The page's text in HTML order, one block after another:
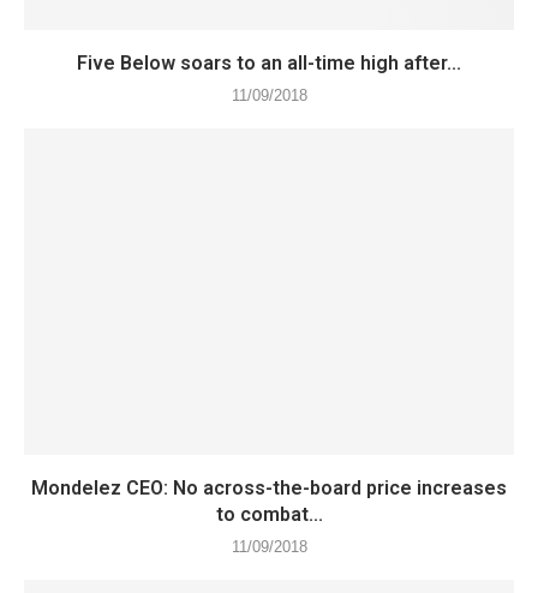
Five Below soars to an all-time high after...
11/09/2018
Mondelez CEO: No across-the-board price increases
to combat...
11/09/2018